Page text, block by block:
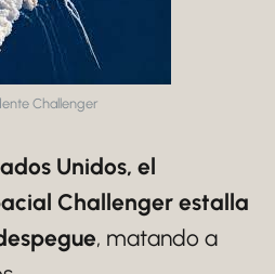
Challenger
Unidos, el
Challenger estalla
, matando a